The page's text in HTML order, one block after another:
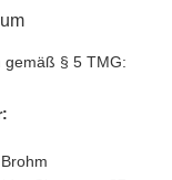
gemäß § 5 TMG: